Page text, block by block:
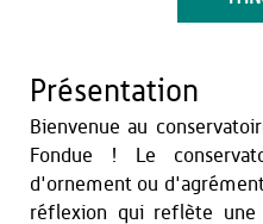
Présentation
Bienvenue au
Fondue ! Le
d'ornement ou
réflexion qui reflète